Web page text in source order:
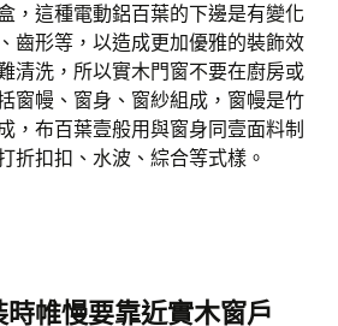
，這種電動鋁百葉的下邊是有變化
齒形等，以造成更加優雅的裝飾效
清洗，所以實木門窗不要在廚房或
窗幔、窗身、窗紗組成，窗幔是竹
，布百葉壹般用與窗身同壹面料制
折扣扣、水波、綜合等式樣。
帷慢要靠近實木窗戶